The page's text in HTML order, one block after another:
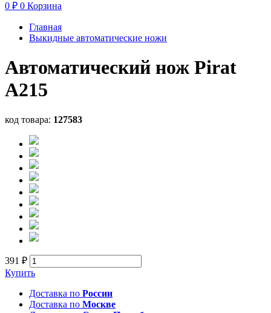
0 ₽ 0 Корзина
Главная
Выкидные автоматические ножи
Автоматический нож Pirat
A215
код товара: 127583
391 ₽
Купить
Доставка по России
Доставка по Москве